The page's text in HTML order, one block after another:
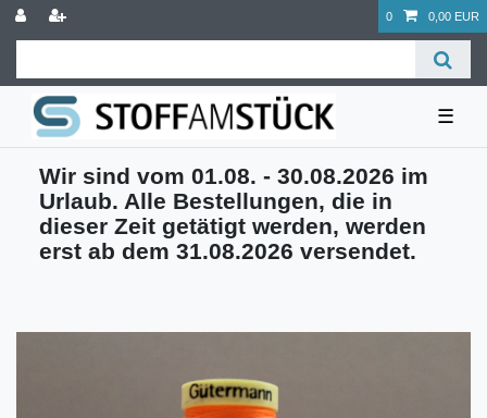
0 0,00 EUR
☰
Wir sind vom 01.08. - 30.08.2026 im
Urlaub. Alle Bestellungen, die in
dieser Zeit getätigt werden, werden
erst ab dem 31.08.2026 versendet.